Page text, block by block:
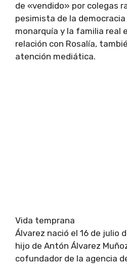
de «vendido» por colegas
pesimista de la
monarquía y la familia real
relación con Rosalía,
atención mediática.
Vida temprana
Álvarez nació el 16 de julio
hijo de Antón Álvarez
cofundador de la agencia